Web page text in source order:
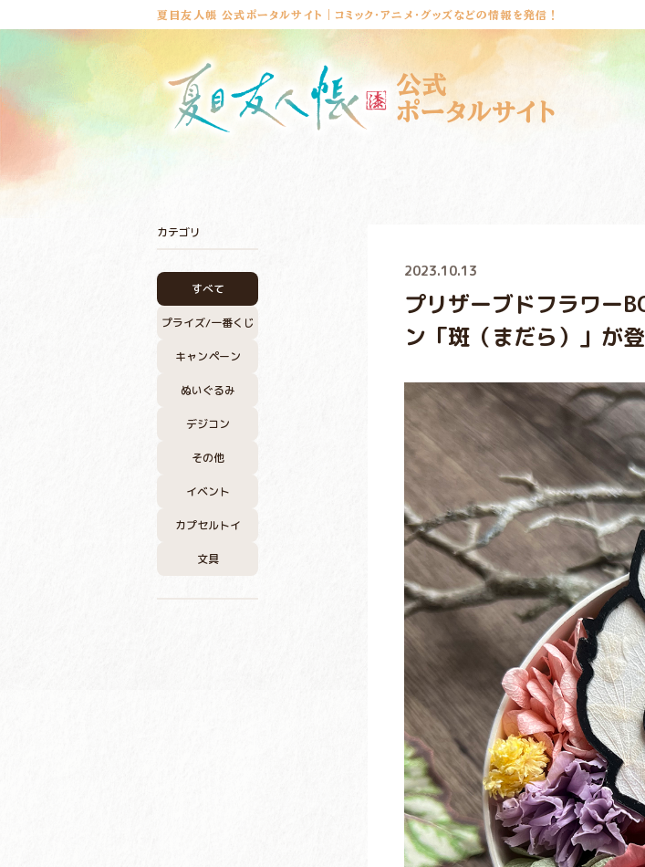
夏目友人帳 公式ポータルサイト｜コミック・アニメ・グッズなどの情報を発信！
公式
ポータルサイト
カテゴリ
すべて
プライズ/一番くじ
キャンペーン
ぬいぐるみ
デジコン
その他
イベント
カプセルトイ
文具
2023.10.13
プリザーブドフラワー
ン「斑（まだら）」が